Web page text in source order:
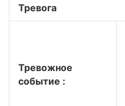
Тревога
Тревожное
событие :